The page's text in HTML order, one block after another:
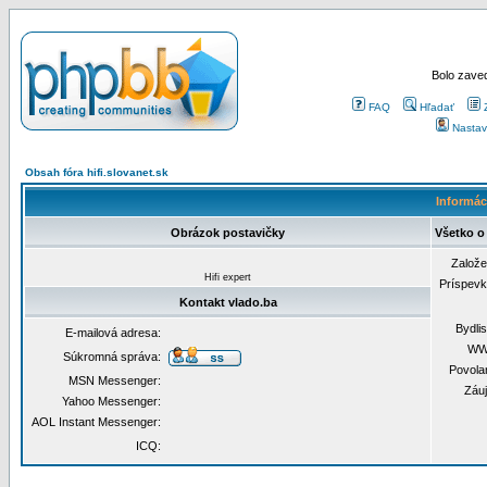
Bolo
FAQ Hľadať
Obsah fóra hifi.slovanet.sk
Obrázok postavičky Všetko
Hifi expert
Kontakt vlado.ba
E-mailová adresa:
Súkromná správa:
MSN Messenger:
Yahoo Messenger:
AOL Instant Messenger:
ICQ: